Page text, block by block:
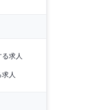
求人
人